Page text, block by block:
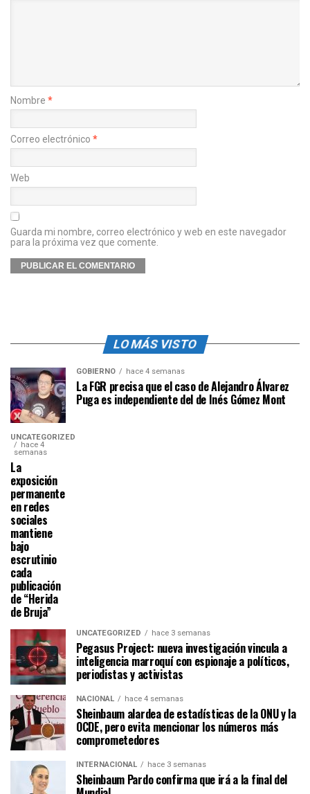
Nombre *
Correo electrónico *
Web
Guarda mi nombre, correo electrónico y web en este navegador
para la próxima vez que comente.
LO MÁS VISTO
GOBIERNO hace 4 semanas
La FGR precisa que el caso de Alejandro Álvarez
Puga es independiente del de Inés Gómez Mont
UNCATEGORIZED
hace 4
semanas
La
exposición
permanente
en redes
sociales
mantiene
bajo
escrutinio
cada
publicación
de “Herida
de Bruja”
UNCATEGORIZED hace 3 semanas
Pegasus Project: nueva investigación vincula a
inteligencia marroquí con espionaje a políticos,
periodistas y activistas
NACIONAL hace 4 semanas
Sheinbaum alardea de estadísticas de la ONU y la
OCDE, pero evita mencionar los números más
comprometedores
INTERNACIONAL hace 3 semanas
Sheinbaum Pardo confirma que irá a la final del